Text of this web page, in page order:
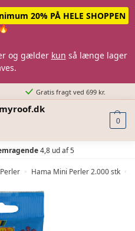
20% PÅ HELE SHOPPEN
og gælder kun så længe lager
Gratis fragt ved 699 kr.
0
4,8 ud af 5
» Hama Mini Perler 2.000 stk »